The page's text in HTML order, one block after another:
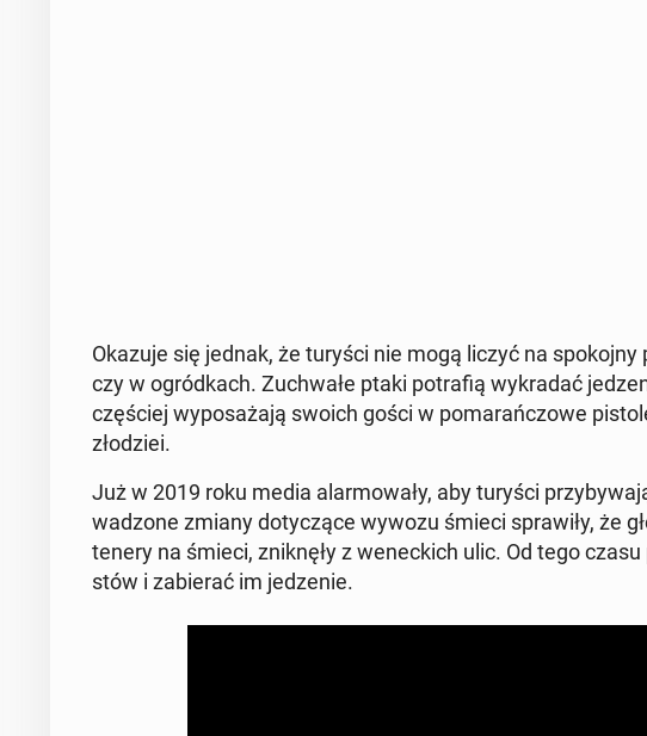
Okazuje się jednak, że turyści nie mogą liczyć na
czy w ogród­kach. Zu­chwa­łe ptaki po­tra­fią wy­kra­dać
czę­ściej wy­po­sa­ża­ją swoich gości w po­ma­rań­czo­we
zło­dziei.
Już w 2019 roku media alar­mo­wa­ły, aby turyści
wa­dzo­ne zmiany do­ty­czą­ce wywozu śmieci spra­wi­ły, że
te­ne­ry na śmieci, znik­nę­ły z we­nec­kich ulic. Od tego
stów i za­bie­rać im je­dze­nie.